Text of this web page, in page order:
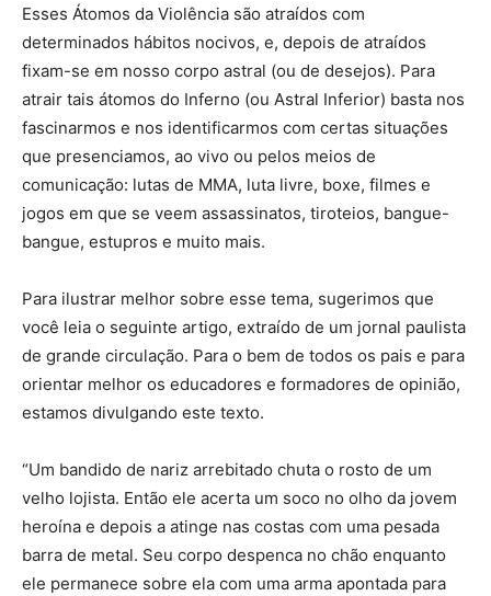
Esses Átomos da Violência são atraídos com
determinados hábitos nocivos, e, depois de atraídos
fixam-se em nosso corpo astral (ou de desejos). Para
atrair tais átomos do Inferno (ou Astral Inferior) basta nos
fascinarmos e nos identificarmos com certas situações
que presenciamos, ao vivo ou pelos meios de
comunicação: lutas de MMA, luta livre, boxe, filmes e
jogos em que se veem assassinatos, tiroteios, bangue-
bangue, estupros e muito mais.
Para ilustrar melhor sobre esse tema, sugerimos que
você leia o seguinte artigo, extraído de um jornal paulista
de grande circulação. Para o bem de todos os pais e para
orientar melhor os educadores e formadores de opinião,
estamos divulgando este texto.
“Um bandido de nariz arrebitado chuta o rosto de um
velho lojista. Então ele acerta um soco no olho da jovem
heroína e depois a atinge nas costas com uma pesada
barra de metal. Seu corpo despenca no chão enquanto
ele permanece sobre ela com uma arma apontada para